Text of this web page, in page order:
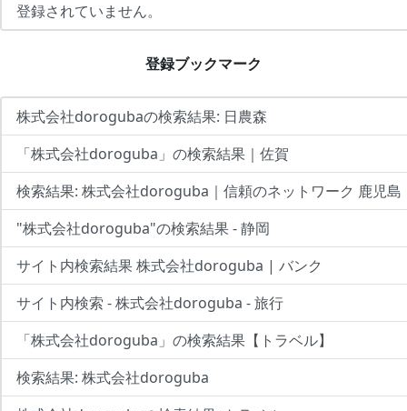
登録されていません。
登録ブックマーク
株式会社dorogubaの検索結果: 日農森
「株式会社doroguba」の検索結果｜佐賀
検索結果: 株式会社doroguba｜信頼のネットワーク 鹿児島
"株式会社doroguba"の検索結果 - 静岡
サイト内検索結果 株式会社doroguba | バンク
サイト内検索 - 株式会社doroguba - 旅行
「株式会社doroguba」の検索結果【トラベル】
検索結果: 株式会社doroguba